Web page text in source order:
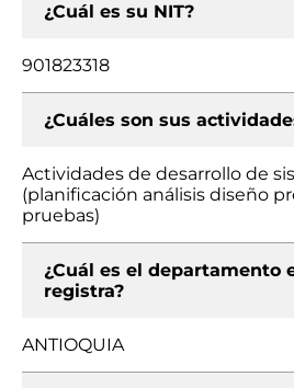
¿Cuál es su NIT?
901823318
¿Cuáles son sus
Actividades de desarrollo de
(planificación análisis diseño
pruebas)
¿Cuál es el departamento
registra?
ANTIOQUIA